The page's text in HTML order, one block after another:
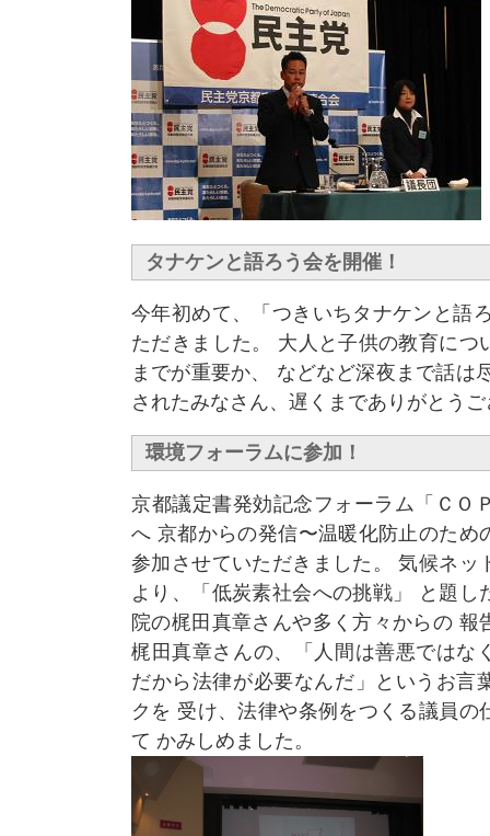
タナケンと語ろう会を開催！
今年初めて、「つきいちタナケンと語
ただきました。 大人と子供の教育につ
までが重要か、 などなど深夜まで話は
されたみなさん、遅くまでありがとう
環境フォーラムに参加！
京都議定書発効記念フォーラム「ＣＯ
へ 京都からの発信〜温暖化防止のため
参加させていただきました。 気候ネッ
より、「低炭素社会への挑戦」 と題し
院の梶田真章さんや多く方々からの 報
梶田真章さんの、「人間は善悪ではな
だから法律が必要なんだ」というお言
クを 受け、法律や条例をつくる議員の
て かみしめました。